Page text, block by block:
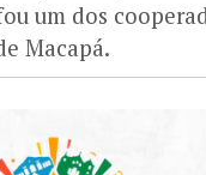
um dos
Macapá.